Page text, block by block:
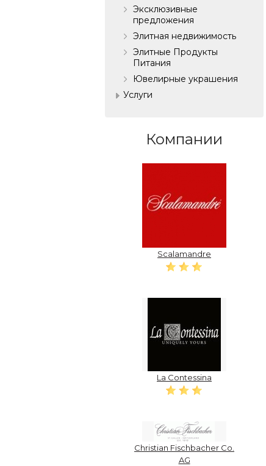
Эксклюзивные
предложения
Элитная недвижимость
Элитные Продукты
Питания
Ювелирные украшения
Услуги
Компании
Scalamandre
La Contessina
Christian Fischbacher Co.
AG